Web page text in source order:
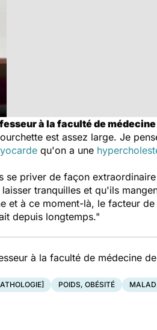
à la faculté de médecine
est assez large. Je
qu'on a une
se priver de façon
tranquilles et qu'ils
et à ce moment-là, le facteur
depuis longtemps."
à la faculté de médecine
POIDS, OBÉSITÉ